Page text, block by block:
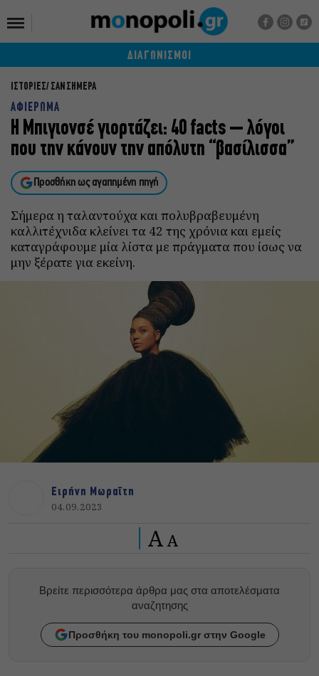
ΔΙΑΓΩΝΙΣΜΟΙ
ΙΣΤΟΡΙΕΣ ΣΑΝ ΣΗΜΕΡΑ
ΑΦΙΕΡΩΜΑ
Η Μπιγιονσέ γιορτάζει: 40 facts – λόγοι
που την κάνουν την απόλυτη “βασίλισσα”
Προσθήκη ως αγαπημένη πηγή
Σήμερα η ταλαντούχα και πολυβραβευμένη
καλλιτέχνιδα κλείνει τα 42 της χρόνια και εμείς
καταγράφουμε μία λίστα με πράγματα που ίσως να
μην ξέρατε για εκείνη.
Ειρήνη Μωραϊτη
04.09.2023
A A
Βρείτε περισσότερα άρθρα μας στα αποτελέσματα
αναζητησης
Προσθήκη του monopoli.gr στην Google